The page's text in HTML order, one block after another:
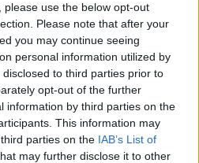
use the below opt-out
Please note that after your
you may continue seeing
personal information utilized by
to third parties prior to
opt-out of the further
information by third parties on the
This information may
parties on the IAB’s List of
may further disclose it to other